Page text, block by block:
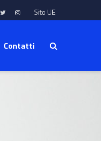
Sito UE
Contatti